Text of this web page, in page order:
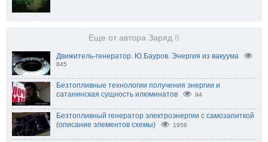
Еще от автора Заряд 8
Движитель-генератор. Ю.Бауров. Энергия из вакуума
845
Безтопливные технологии получения энергии и
сатанинская сущность илюминатов
94
Безтопливный генератор электроэнергии с самозапиткой
(описание элементов схемы)
1956